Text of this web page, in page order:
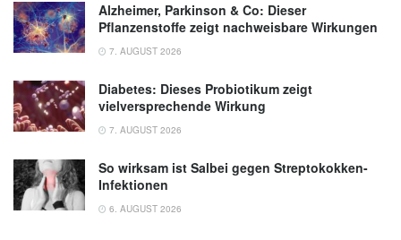
Alzheimer, Parkinson & Co: Dieser
Pflanzenstoffe zeigt nachweisbare Wirkungen
7. AUGUST 2026
Diabetes: Dieses Probiotikum zeigt
vielversprechende Wirkung
7. AUGUST 2026
So wirksam ist Salbei gegen Streptokokken-
Infektionen
6. AUGUST 2026